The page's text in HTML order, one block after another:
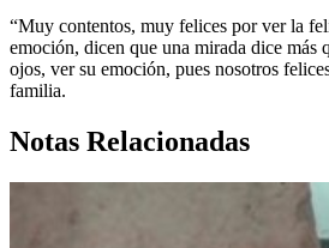
“Muy contentos, muy felices por ver la
emoción, dicen que una mirada dice más
ojos, ver su emoción, pues nosotros
familia.
Notas Relacionadas